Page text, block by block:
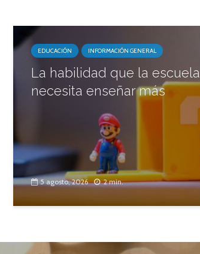
EDUCACIÓN INFORMACIÓN GENERAL
La habilidad que la escuela
necesita enseñar más
5 agosto, 2026 2 min.